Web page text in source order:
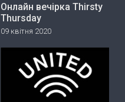
Онлайн вечірка Thirsty
Thursday
09 квітня 2020